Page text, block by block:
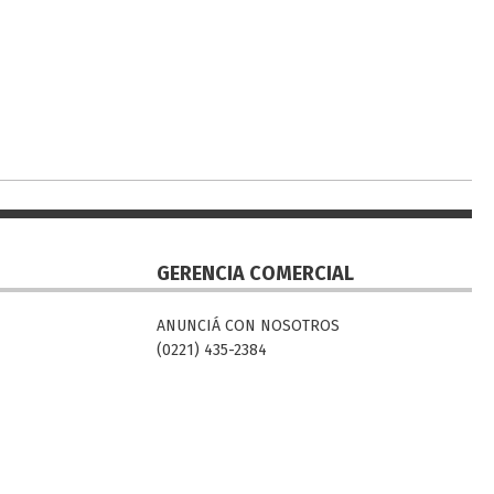
GERENCIA COMERCIAL
ANUNCIÁ CON NOSOTROS
(0221) 435-2384